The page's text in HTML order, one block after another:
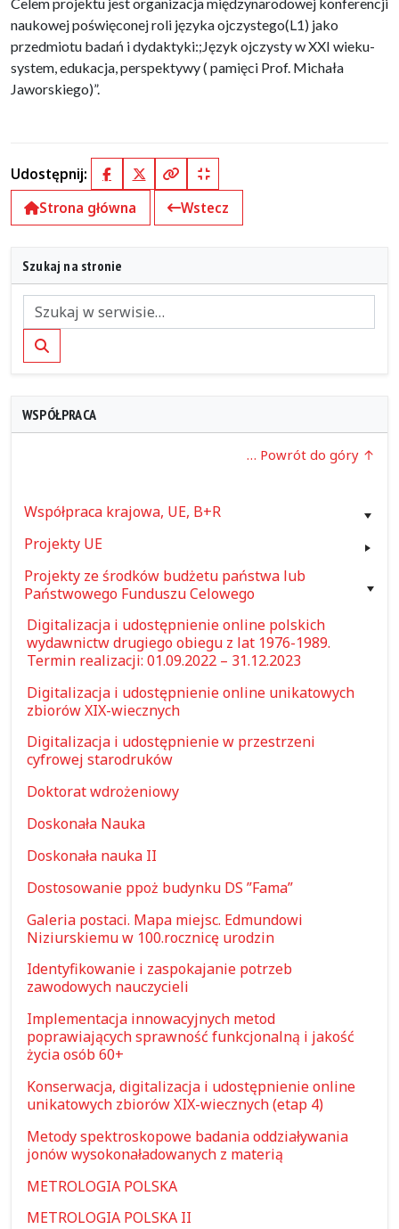
naukowej poświęconej roli języka ojczystego(L1) jako
przedmiotu badań i dydaktyki:;Język ojczysty w XXI wieku-
system, edukacja, perspektywy ( pamięci Prof. Michała
Jaworskiego)”.
Udostępnij: FacebookX (Twitter)
Kopiuj pełny link
Kopiuj krótki link
Strona główna
Wstecz
Szukaj na stronie
Szukaj
WSPÓŁPRACA
… Powrót do góry
Współpraca krajowa, UE, B+R
Projekty UE
Projekty ze środków budżetu państwa lub
Państwowego Funduszu Celowego
Digitalizacja i udostępnienie online polskich
wydawnictw drugiego obiegu z lat 1976-1989.
Termin realizacji: 01.09.2022 – 31.12.2023
Digitalizacja i udostępnienie online unikatowych
zbiorów XIX-wiecznych
Digitalizacja i udostępnienie w przestrzeni
cyfrowej starodruków
Doktorat wdrożeniowy
Doskonała Nauka
Doskonała nauka II
Dostosowanie ppoż budynku DS ”Fama”
Galeria postaci. Mapa miejsc. Edmundowi
Niziurskiemu w 100.rocznicę urodzin
Identyfikowanie i zaspokajanie potrzeb
zawodowych nauczycieli
Implementacja innowacyjnych metod
poprawiających sprawność funkcjonalną i jakość
życia osób 60+
Konserwacja, digitalizacja i udostępnienie online
unikatowych zbiorów XIX-wiecznych (etap 4)
Metody spektroskopowe badania oddziaływania
jonów wysokonaładowanych z materią
METROLOGIA POLSKA
METROLOGIA POLSKA II